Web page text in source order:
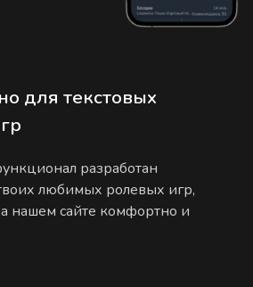
для текстовых
разработан
любимых ролевых игр,
нашем сайте комфортно и